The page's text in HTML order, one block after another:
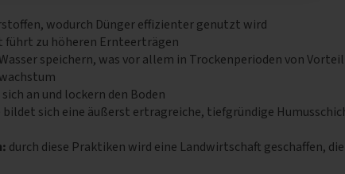
wodurch Dünger effizienter genutzt wird
führt zu höheren Ernteerträgen
speichern, was vor allem in Trockenperioden von
an und lockern den Boden
bildet sich eine äußerst ertragreiche, tiefgründige
durch diese Praktiken wird eine Landwirtschaft geschaffen,